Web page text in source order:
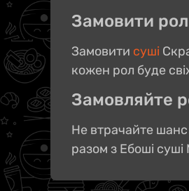
Замовити
Замовити суші
кожен рол буде
Замовляйте
Не втрачайте
разом з Ебоші суші